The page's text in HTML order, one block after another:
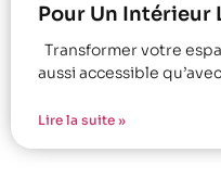
Pour Un Intérieur
Transformer votre
aussi accessible
Lire la suite »